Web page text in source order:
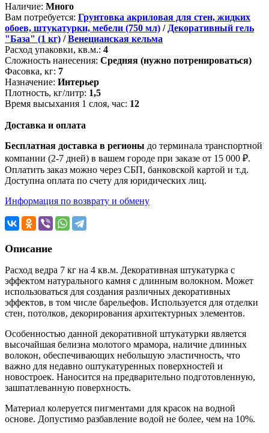
Наличие: Много
Вам потребуется: Грунтовка акриловая для стен, жидких
обоев, штукатурки, мебели (750 мл) / Декоративный гель
"База" (1 кг) /Венецианская кельма
Расход упаковки, кв.м.: 4
Сложность нанесения: Средняя (нужно потренироваться)
Фасовка, кг: 7
Назначение: Интерьер
Плотность, кг/литр: 1,5
Время высыхания 1 слоя, час: 12
Доставка и оплата
Бесплатная доставка в регионы до терминала транспортной
компании (2-7 дней) в вашем городе при заказе от 15 000 ₽.
Оплатить заказ можно через СБП, банковской картой и т.д.
Доступна оплата по счету для юридических лиц.
Информация по возврату и обмену
Описание
Расход ведра 7 кг на 4 кв.м. Декоративная штукатурка с
эффектом натурального камня с длинным волокном. Может
использоваться для создания различных декоративных
эффектов, в том числе барельефов. Используется для отделки
стен, потолков, декорирования архитектурных элементов.
Особенностью данной декоративной штукатурки является
высочайшая белизна молотого мрамора, наличие длинных
волокон, обеспечивающих небольшую эластичность, что
важно для недавно оштукатуренных поверхностей и
новостроек. Наносится на предварительно подготовленную,
зашпатлеванную поверхность.
Материал колеруется пигментами для красок на водной
основе. Допустимо разбавление водой не более, чем на 10%.